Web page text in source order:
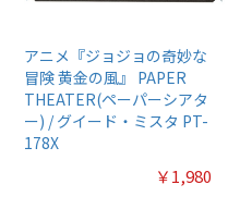
アニメ『ジョジョの奇妙な
冒険 黄金の風』 PAPER
THEATER(ペーパーシアタ
ー) / グイード・ミスタ PT-
178X
￥1,980